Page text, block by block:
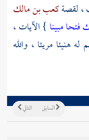
، لقصةكعب بن مالك
فتحا مبينا } الآيات ،
هنيئا مريئا ، والله
التالي السابق